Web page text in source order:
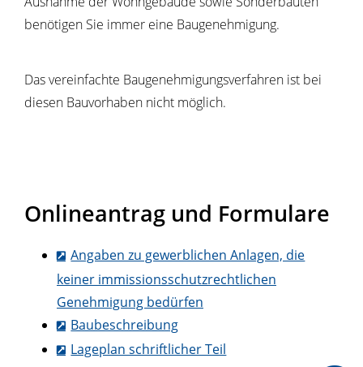
benötigen Sie immer eine Baugenehmigung.
Das vereinfachte Baugenehmigungsverfahren ist bei
diesen Bauvorhaben nicht möglich.
Onlineantrag und Formulare
Angaben zu gewerblichen Anlagen, die
keiner immissionsschutzrechtlichen
Genehmigung bedürfen
Baubeschreibung
Lageplan schriftlicher Teil